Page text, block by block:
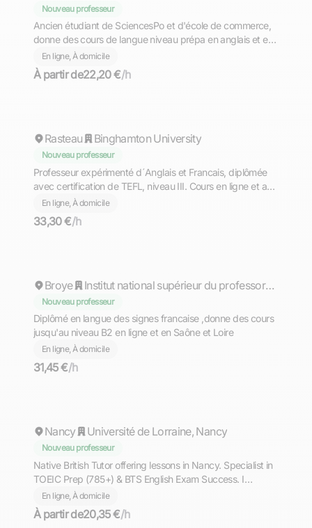
Nouveau professeur
Ancien étudiant de SciencesPo et d'école de commerce,
donne des cours de langue niveau prépa en anglais et en
italien ou de toute matière jusqu'en terminale. En présentiel
sur Paris ou en ligne.
En ligne, À domicile
À partir de22,20 €/h
Rasteau Binghamton University
Nouveau professeur
Professeur expérimenté d´Anglais et Francais, diplômée
avec certification de TEFL, niveau III. Cours en ligne et au
domiciles
En ligne, À domicile
33,30 €/h
Broye Institut national supérieur du professorat et de l'éducation (INSPÉ) - Académie de Lyon
Nouveau professeur
Diplômé en langue des signes francaise ,donne des cours
jusqu'au niveau B2 en ligne et en Saône et Loire
En ligne, À domicile
31,45 €/h
Nancy Université de Lorraine, Nancy
Nouveau professeur
Native British Tutor offering lessons in Nancy. Specialist in
TOEIC Prep (785+) & BTS English Exam Success. I
specialise in help French students and young
professionals bridge the gap between 'classroom English'
and the real-world fluency needed for exams and careers.
En ligne, À domicile
À partir de20,35 €/h